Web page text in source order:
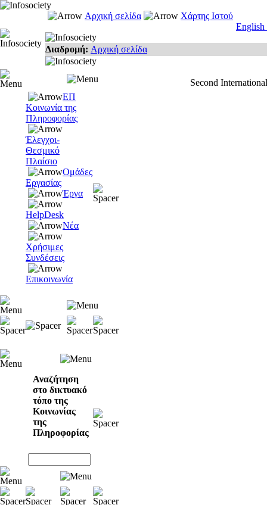
Αρχική σελίδα
Χάρτης Ιστού
English
Διαδρομή: Αρχική σελίδα
ΕΠ
Κοινωνία της
Πληροφορίας
Έλεγχοι-
Θεσμικό
Πλαίσιο
Ομάδες
Εργασίας
Έργα
HelpDesk
Νέα
Χρήσιμες
Συνδέσεις
Επικοινωνία
Αναζήτηση
στο δικτυακό
τόπο της
Κοινωνίας
της
Πληροφορίας
Second